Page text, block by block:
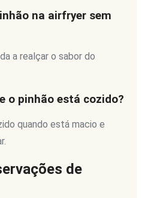
na airfryer sem
a realçar o sabor do
o pinhão está cozido?
quando está macio e
de